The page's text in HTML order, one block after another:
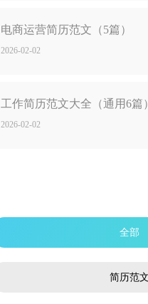
电商运营简历范文（5篇）
2026-02-02
工作简历范文大全（通用6篇
2026-02-02
全部
简历范